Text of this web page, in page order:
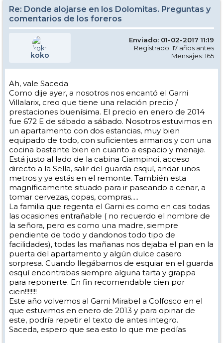
Re: Donde alojarse en los Dolomitas. Preguntas y
comentarios de los foreros
koko
Enviado: 01-02-2017 11:19
Registrado: 17 años antes
Mensajes: 165
Ah, vale Saceda
Como dije ayer, a nosotros nos encantó el Garni
Villalarix, creo que tiene una relación precio /
prestaciones buenísima. El precio en enero de 2014
fue 672 E de sábado a sábado. Nosotros estuvimos en
un apartamento con dos estancias, muy bien
equipado de todo, con suficientes armarios y con una
cocina bastante bien en cuanto a espacio y menaje.
Está justo al lado de la cabina Ciampinoi, acceso
directo a la Sella, salir del guarda esquí, andar unos
metros y ya estás en el remonte. También esta
magníficamente situado para ir paseando a cenar, a
tomar cervezas, copas, compras.....
La familia que regenta el Garni es como en casi todas
las ocasiones entrañable ( no recuerdo el nombre de
la señora, pero es como una madre, siempre
pendiente de todo y dandonos todo tipo de
facilidades), todas las mañanas nos dejaba el pan en la
puerta del apartamento y algún dulce casero
sorpresa. Cuando llegábamos de esquiar en el guarda
esquí encontrabas siempre alguna tarta y grappa
para reponerte. En fin recomendable cien por
cien!!!!!!!!
Este año volvemos al Garni Mirabel a Colfosco en el
que estuvimos en enero de 2013 y para opinar de
este, podría repetir el texto de antes integro.
Saceda, espero que sea esto lo que me pedías